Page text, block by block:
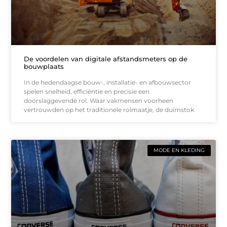
De voordelen van digitale afstandsmeters op de
bouwplaats
In de hedendaagse bouw-, installatie- en afbouwsector
spelen snelheid, efficiëntie en precisie een
doorslaggevende rol. Waar vakmensen voorheen
vertrouwden op het traditionele rolmaatje, de duimstok
MODE EN KLEDING